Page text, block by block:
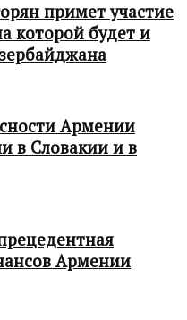
примет участие
которой будет и
Армении
в Словакии и в
Армении